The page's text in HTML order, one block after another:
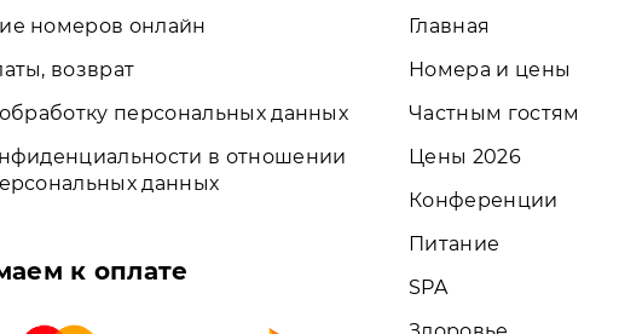
номеров онлайн
возврат
персональных данных
в отношении
данных
к оплате
Главная
Номера и цены
Частным гостям
Цены 2026
Конференции
Питание
SPA